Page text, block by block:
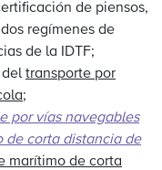
de piensos,
regímenes de
de la IDTF;
deltransporte por
;
por vías navegables
de corta distancia de
marítimo de corta